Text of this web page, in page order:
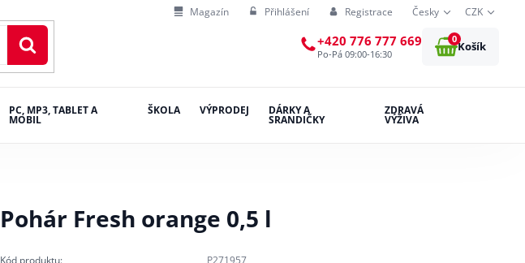
Magazín Přihlášení Registrace Česky CZK
+420 776 777 669
Po-Pá 09:00-16:30
0
Košík
PC, MP3, TABLET A
MOBIL
ŠKOLA VÝPRODEJ DÁRKY A
SRANDIČKY
ZDRAVÁ
VÝŽIVA
Pohár Fresh orange 0,5 l
Kód produktu:
P271957